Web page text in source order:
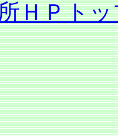
ＨＰト